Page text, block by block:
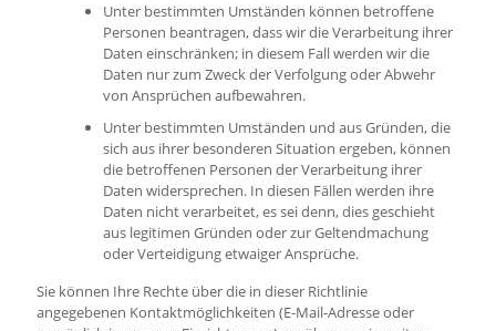
Unter bestimmten Umständen können betroffene
Personen beantragen, dass wir die Verarbeitung ihrer
Daten einschränken; in diesem Fall werden wir die
Daten nur zum Zweck der Verfolgung oder Abwehr
von Ansprüchen aufbewahren.
Unter bestimmten Umständen und aus Gründen, die
sich aus ihrer besonderen Situation ergeben, können
die betroffenen Personen der Verarbeitung ihrer
Daten widersprechen. In diesen Fällen werden ihre
Daten nicht verarbeitet, es sei denn, dies geschieht
aus legitimen Gründen oder zur Geltendmachung
oder Verteidigung etwaiger Ansprüche.
Sie können Ihre Rechte über die in dieser Richtlinie
angegebenen Kontaktmöglichkeiten (E-Mail-Adresse oder